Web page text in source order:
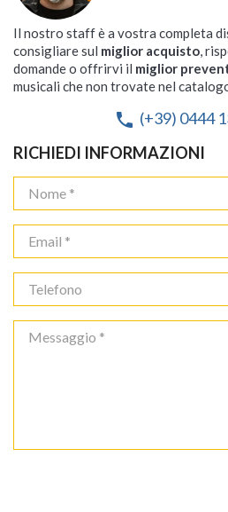
Il nostro staff è a vostra completa
consigliare sul miglior acquisto,
domande o offrirvi il miglior
musicali che non trovate nel
phone (+39) 0444
RICHIEDI INFORMAZIONI